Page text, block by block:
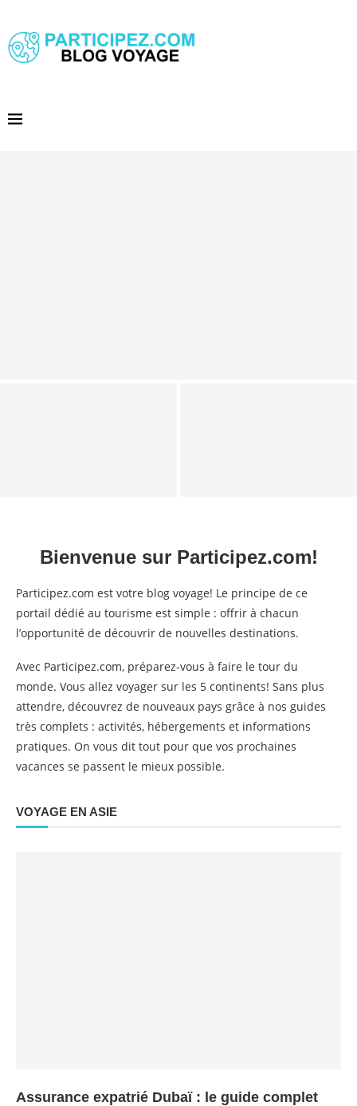
Bienvenue sur Participez.com!
Participez.com est votre blog voyage! Le principe de ce
portail dédié au tourisme est simple : offrir à chacun
l’opportunité de découvrir de nouvelles destinations.
Avec Participez.com, préparez-vous à faire le tour du
monde. Vous allez voyager sur les 5 continents! Sans plus
attendre, découvrez de nouveaux pays grâce à nos guides
très complets : activités, hébergements et informations
pratiques. On vous dit tout pour que vos prochaines
vacances se passent le mieux possible.
VOYAGE EN ASIE
Assurance expatrié Dubaï : le guide complet